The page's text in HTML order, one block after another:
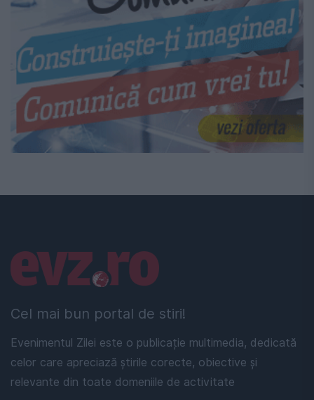
Cel mai bun portal de stiri!
Evenimentul Zilei este o publicație multimedia, dedicată
celor care apreciază știrile corecte, obiective și
relevante din toate domeniile de activitate
Linkuri utile